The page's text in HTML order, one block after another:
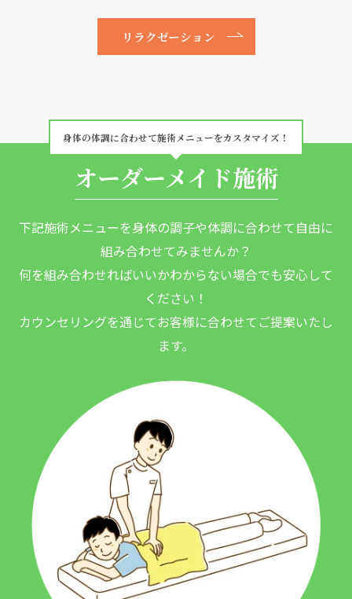
リラクゼーション
身体の体調に合わせて施術メニューをカスタマイズ！
オーダーメイド施術
下記施術メニューを身体の調子や体調に合わせて自由に
組み合わせてみませんか？
何を組み合わせればいいかわからない場合でも安心して
ください！
カウンセリングを通じてお客様に合わせてご提案いたし
ます。